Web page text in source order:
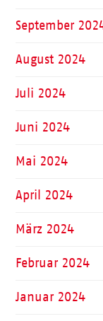
September
August 2024
Juli 2024
Juni 2024
Mai 2024
April 2024
März 2024
Februar 2024
Januar 2024